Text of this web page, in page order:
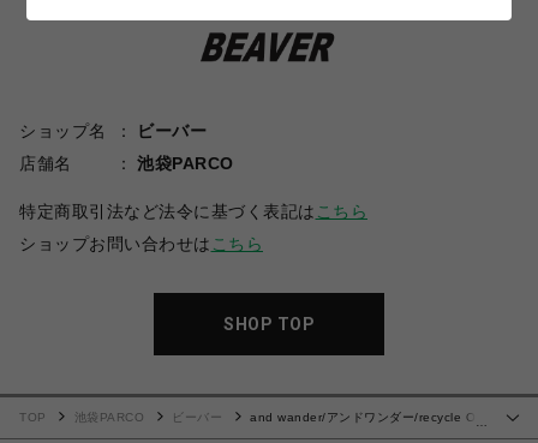
ショップ名
ビーバー
店舗名
池袋PARCO
特定商取引法など法令に基づく表記は こちら
ショップお問い合わせは こちら
SHOP TOP
TOP 池袋PARCO ビーバー
and wander/アンドワンダー/recycle OX